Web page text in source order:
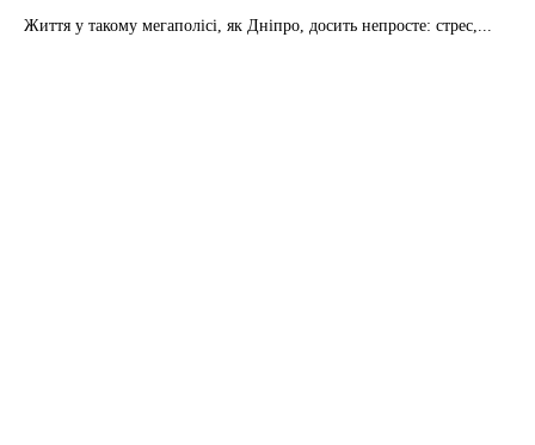
Життя у такому мегаполісі, як Дніпро, досить непросте: стрес,...